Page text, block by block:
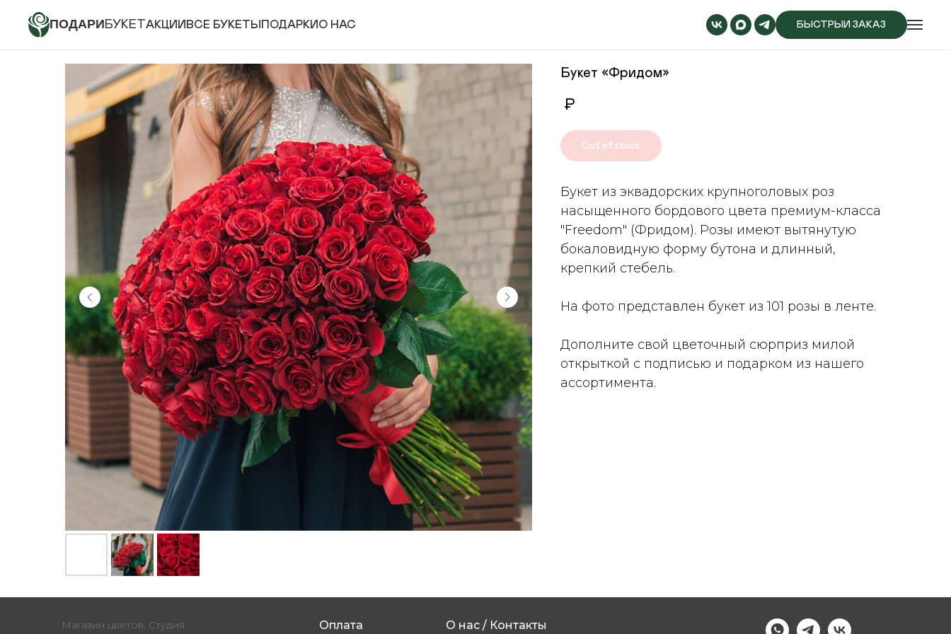
ПОДАРИБУКЕТ АКЦИИ ВСЕ БУКЕТЫ ПОДАРКИО НАС БЫСТРЫЙ ЗАКАЗ
Букет «Фридом»
₽
Out of stock
Букет из эквадорских крупноголовых роз
насыщенного бордового цвета премиум-класса
"Freedom" (Фридом). Розы имеют вытянутую
бокаловидную форму бутона и длинный,
крепкий стебель.
На фото представлен букет из 101 розы в ленте.
Дополните свой цветочный сюрприз милой
открыткой с подписью и подарком из нашего
ассортимента.
Магазин цветов. Студия
Оплата О нас / Контакты